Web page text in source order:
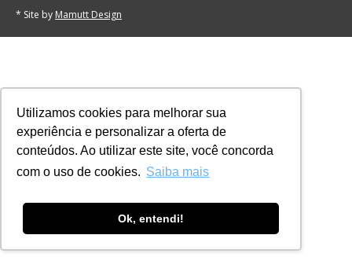
Utilizamos cookies para melhorar sua
experiência e personalizar a oferta de
conteúdos. Ao utilizar este site, você concorda
com o uso de cookies. Saiba mais
Ok, entendi!
* Site by Mamutt Design